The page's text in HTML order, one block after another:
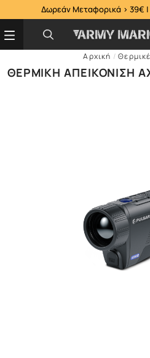
Δωρεάν Μεταφορικά > 39€ |
Αρχική /
ΘΕΡΜΙΚΉ ΑΠΕΙΚΌΝΙΣΗ